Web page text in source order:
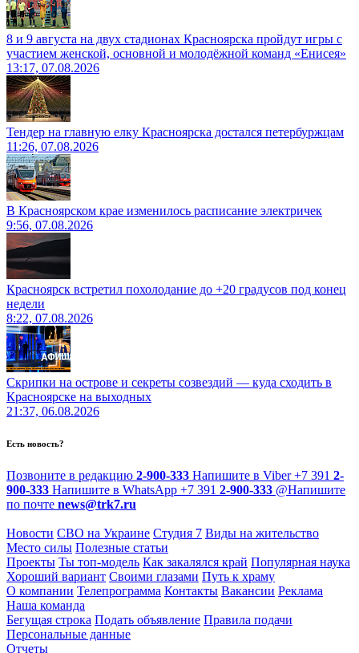
8 и 9 августа на двух стадионах Красноярска пройдут игры с
участием женской, основной и молодёжной команд «Енисея»
13:17, 07.08.2026
Тендер на главную елку Красноярска достался петербуржцам
11:26, 07.08.2026
В Красноярском крае изменилось расписание электричек
9:56, 07.08.2026
Красноярск встретил похолодание до +20 градусов под конец
недели
8:22, 07.08.2026
Скрипки на острове и секреты созвездий — куда сходить в
Красноярске на выходных
21:37, 06.08.2026
Есть новость?
Позвоните в редакцию 2-900-333 Напишите в Viber +7 391 2-
900-333 Напишите в WhatsApp +7 391 2-900-333 @Напишите
по почте news@trk7.ru
Новости СВО на Украине Студия 7 Виды на жительство
Место силы Полезные статьи
Проекты Ты топ-модель Как закалялся край Популярная наука
Хороший вариант Своими глазами Путь к храму
О компании Телепрограмма Контакты Вакансии Реклама
Наша команда
Бегущая строка Подать объявление Правила подачи
Персональные данные
Отчеты